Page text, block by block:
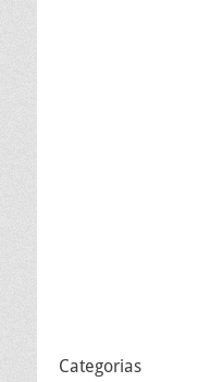
Categorias